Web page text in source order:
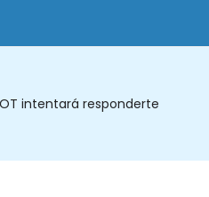
intentará responderte